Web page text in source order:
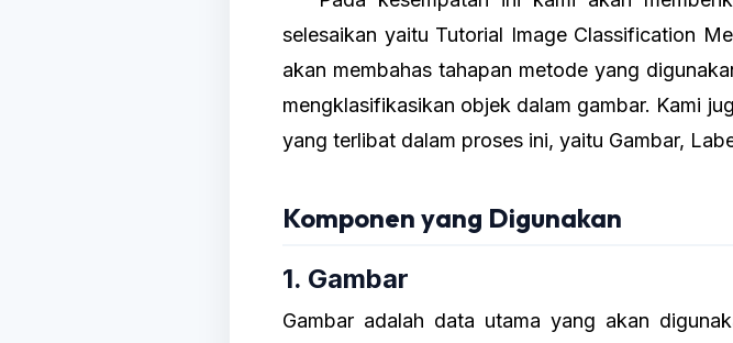
selesaikan yaitu Tutorial Image Classification
akan membahas tahapan metode yang
mengklasifikasikan objek dalam gambar. Kami
yang terlibat dalam proses ini, yaitu Gambar,
Komponen yang Digunakan
1. Gambar
Gambar adalah data utama yang akan